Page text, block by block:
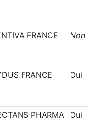
FRANCE Non
FRANCE Oui
PHARMA Oui